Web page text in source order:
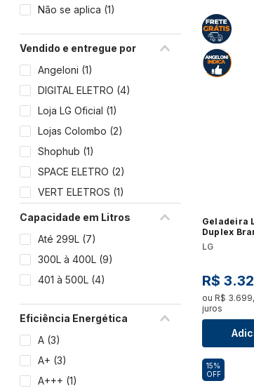
Lavanderia & Organização
Mamãe & Bebê
Lojas Oficiais
Cartão Presente
Serviços
Bancada
Ver tudo
Triturador de Alimentos
Expositor de Bebidas
Ver tudo
Peças e Acessórios
Bebedouro e Purificador
Cooktop
Geladeira e Refrigerador
Panela
Ver tudo
Ralador e
Ver tudo
Vendido e entregue por
Angeloni (1)
DIGITAL ELETRO (4)
Loja LG Oficial (1)
Lojas Colombo (2)
Shophub (1)
SPACE ELETRO (2)
VERT ELETROS (1)
Webcontinental Marketplace
Capacidade em Litros
Até 299L (7)
300L à 400L (9)
401 à 500L (4)
Eficiência Energética
A (3)
A+ (3)
A+++ (1)
Não se aplica (1)
Geladeira
Duplex
LG
R$ 3.
ou R$ 3.699,
juros
15%
OFF